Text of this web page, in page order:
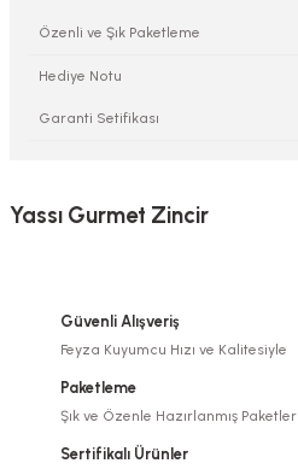
Özenli ve Şık Paketleme
Hediye Notu
Garanti Setifikası
Yassı Gurmet Zincir
Güvenli Alışveriş
Feyza Kuyumcu Hızı ve Kalitesiyle
Paketleme
Şık ve Özenle Hazırlanmış Paketler
Sertifikalı Ürünler